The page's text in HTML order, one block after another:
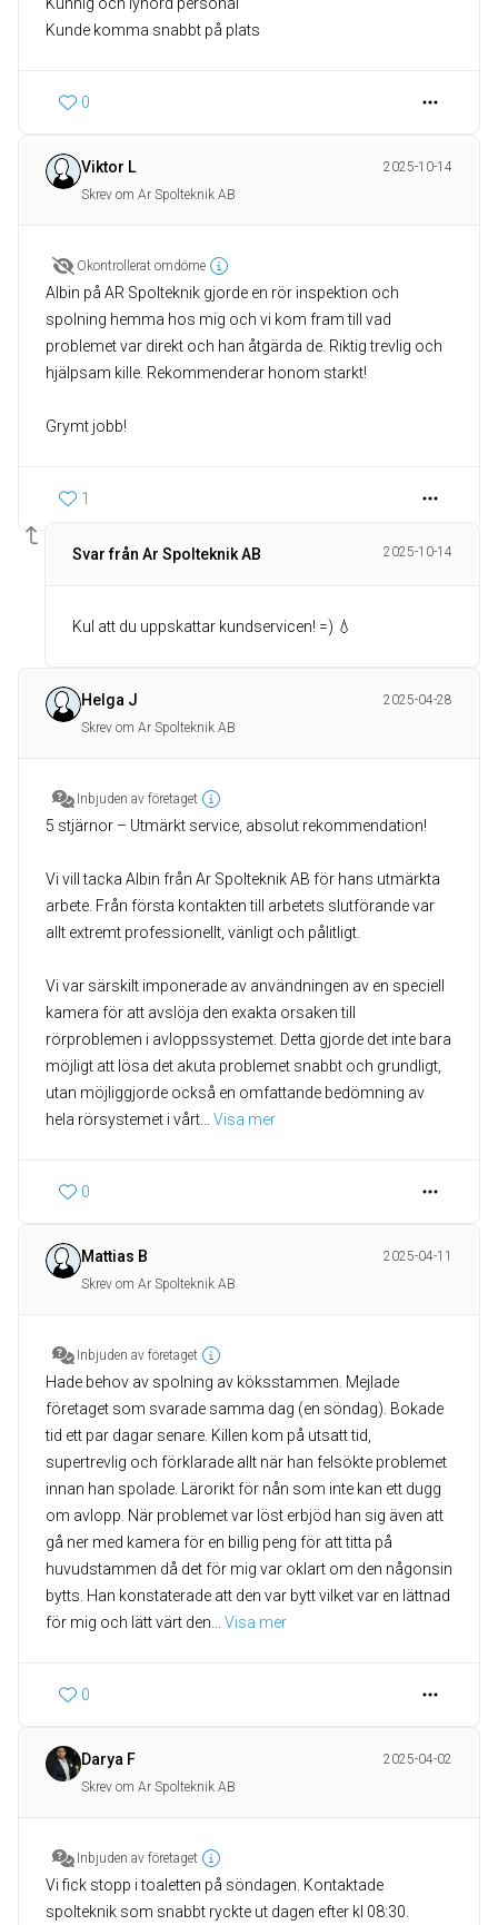
Kunde komma snabbt på plats
0
Viktor L
2025-10-14
Skrev om Ar Spolteknik AB
Okontrollerat omdöme
Albin på AR Spolteknik gjorde en rör inspektion och
spolning hemma hos mig och vi kom fram till vad
problemet var direkt och han åtgärda de. Riktig trevlig och
hjälpsam kille. Rekommenderar honom starkt!
Grymt jobb!
1
Svar från Ar Spolteknik AB 2025-10-14
Kul att du uppskattar kundservicen! =) 💧
Helga J
2025-04-28
Skrev om Ar Spolteknik AB
Inbjuden av företaget
5 stjärnor – Utmärkt service, absolut rekommendation!
Vi vill tacka Albin från Ar Spolteknik AB för hans utmärkta
arbete. Från första kontakten till arbetets slutförande var
allt extremt professionellt, vänligt och pålitligt.
Vi var särskilt imponerade av användningen av en speciell
kamera för att avslöja den exakta orsaken till
rörproblemen i avloppssystemet. Detta gjorde det inte bara
möjligt att lösa det akuta problemet snabbt och grundligt,
utan möjliggjorde också en omfattande bedömning av
hela rörsystemet i vårt
Visa mer
0
Mattias B
2025-04-11
Skrev om Ar Spolteknik AB
Inbjuden av företaget
Hade behov av spolning av köksstammen. Mejlade
företaget som svarade samma dag (en söndag). Bokade
tid ett par dagar senare. Killen kom på utsatt tid,
supertrevlig och förklarade allt när han felsökte problemet
innan han spolade. Lärorikt för nån som inte kan ett dugg
om avlopp. När problemet var löst erbjöd han sig även att
gå ner med kamera för en billig peng för att titta på
huvudstammen då det för mig var oklart om den någonsin
bytts. Han konstaterade att den var bytt vilket var en lättnad
för mig och lätt värt den
Visa mer
0
Darya F
2025-04-02
Skrev om Ar Spolteknik AB
Inbjuden av företaget
Vi fick stopp i toaletten på söndagen. Kontaktade
spolteknik som snabbt ryckte ut dagen efter kl 08:30.